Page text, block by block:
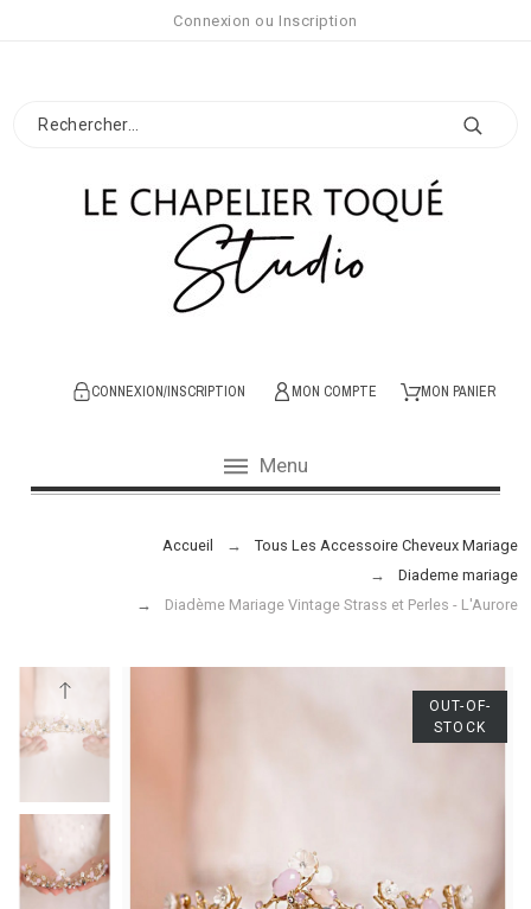
Connexion ou Inscription
CONNEXION/INSCRIPTION MON COMPTE MON PANIER
Menu
Accueil
Tous Les Accessoire Cheveux Mariage
Diademe mariage
Diadème Mariage Vintage Strass et Perles - L'Aurore
OUT-OF-
STOCK